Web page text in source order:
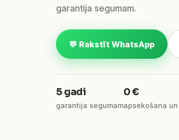
garantija segumam.
💬 Rakstīt WhatsApp
5 gadi
garantija segumam
0 €
apsekošana